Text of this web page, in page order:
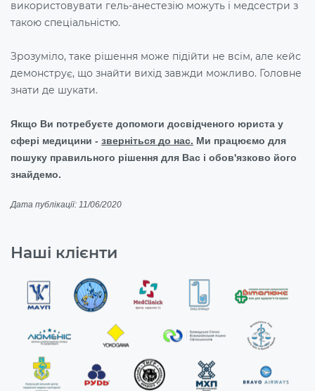
використовувати гель-анестезію можуть і медсестри з
такою спеціальністю.
Зрозуміло, таке рішення може підійти не всім, але кейс
демонструє, що знайти вихід завжди можливо. Головне
знати де шукати.
Якщо Ви потребуєте допомоги досвідченого юриста у
сфері медицини - зверніться до нас. Ми працюємо для
пошуку правильного рішення для Вас і обов'язково його
знайдемо.
Дата публікації: 11/06/2020
Наші клієнти